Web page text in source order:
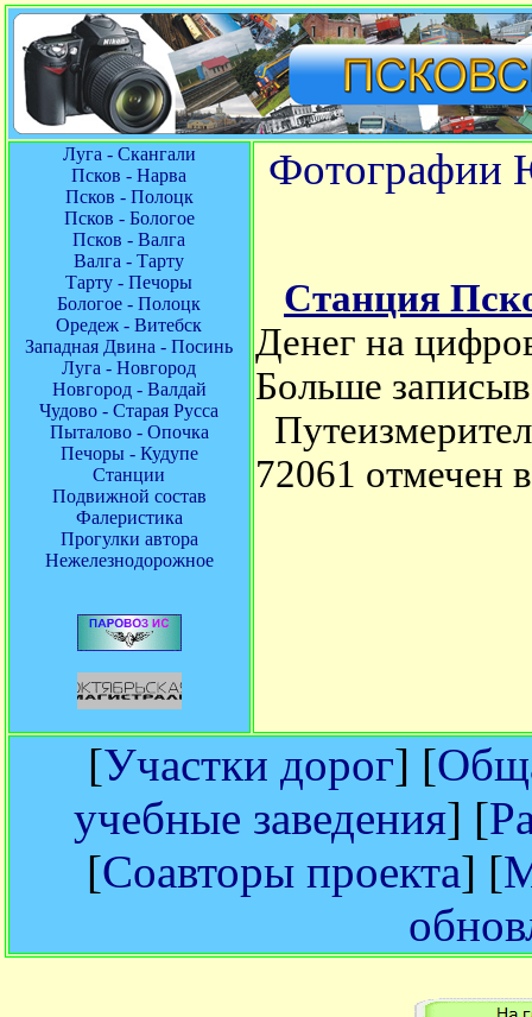
Луга - Скангали
Псков - Нарва
Псков - Полоцк
Псков - Бологое
Псков - Валга
Валга - Тарту
Тарту - Печоры
Бологое - Полоцк
Оредеж - Витебск
Западная Двина - Посинь
Луга - Новгород
Новгород - Валдай
Чудово - Старая Русса
Пыталово - Опочка
Печоры - Кудупе
Станции
Подвижной состав
Фалеристика
Прогулки автора
Нежелезнодорожное
Фотографии
Станция
Денег на
Больше
72061 отмечен
[Участки дорог] [
учебные заведения] [
[Соавторы проекта] [